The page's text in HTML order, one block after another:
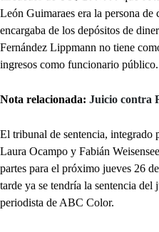
León Guimaraes era la persona
encargaba de los depósitos de
Fernández Lippmann no tiene
ingresos como funcionario público.
Nota relacionada: Juicio contra
El tribunal de sentencia, integrado
Laura Ocampo y Fabián
partes para el próximo jueves 26
tarde ya se tendría la sentencia
periodista de ABC Color.